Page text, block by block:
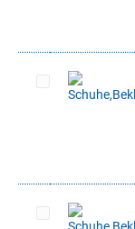
Artikel